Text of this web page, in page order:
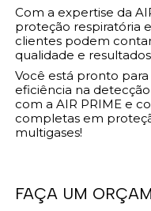
Com a expertise da
proteção respiratória
clientes podem
qualidade e
Você está pronto para
eficiência na
com a AIR PRIME e
completas em
multigases!
FAÇA UM